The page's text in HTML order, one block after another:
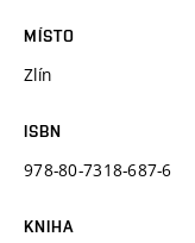
MÍSTO
Zlín
ISBN
978-80-7318-687-6
KNIHA